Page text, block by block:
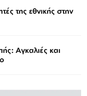
της εθνικής στην
Αγκαλιές και